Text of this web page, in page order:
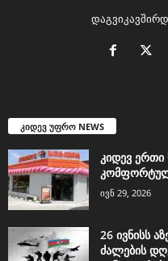
კიდევ უფრო NEWS
კიდევ
ივნ 29, 2026
26 ივნისს
ძალების